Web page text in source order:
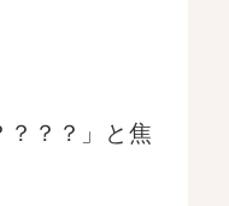
？？」と焦